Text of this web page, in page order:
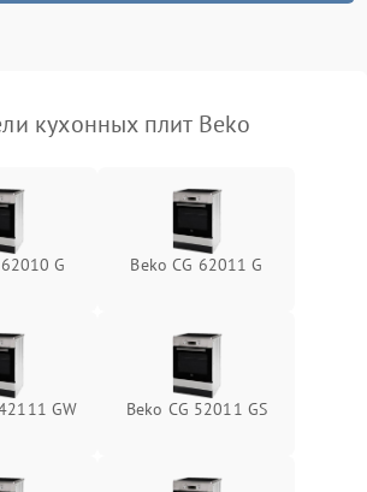
кухонных плит Beko
G Beko CG 62011 G
GW Beko CG 52011 GS